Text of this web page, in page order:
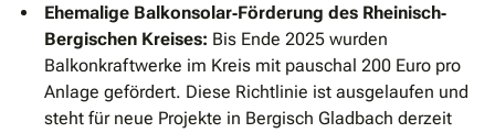
Ehemalige Balkonsolar‐Förderung des Rheinisch‐
Bergischen Kreises: Bis Ende 2025 wurden
Balkonkraftwerke im Kreis mit pauschal 200 Euro pro
Anlage gefördert. Diese Richtlinie ist ausgelaufen und
steht für neue Projekte in Bergisch Gladbach derzeit